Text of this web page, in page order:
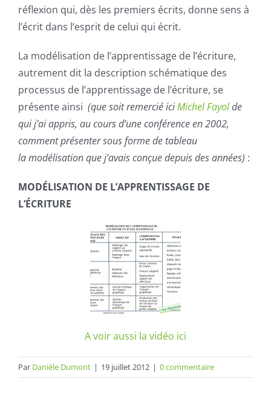
réflexion qui, dès les premiers écrits, donne sens à
l’écrit dans l’esprit de celui qui écrit.
La modélisation de l’apprentissage de l’écriture,
autrement dit la description schématique des
processus de l’apprentissage de l’écriture, se
présente ainsi (que soit remercié iciMichel Fayolde
qui j’ai appris, au cours d’une conférence en 2002,
comment présenter sous forme de tableau
lamodélisationque j’avais conçue depuis des années) :
MODÉLISATION DE L’APPRENTISSAGE DE
L’ÉCRITURE
A voir aussi la vidéo ici
Par Danièle Dumont | 19 juillet 2012 | 0 commentaire